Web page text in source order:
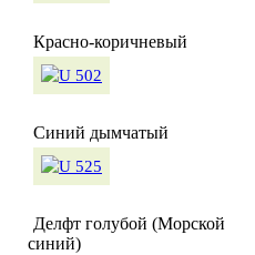
Красно-коричневый
Синий дымчатый
Делфт голубой (Морской
синий)